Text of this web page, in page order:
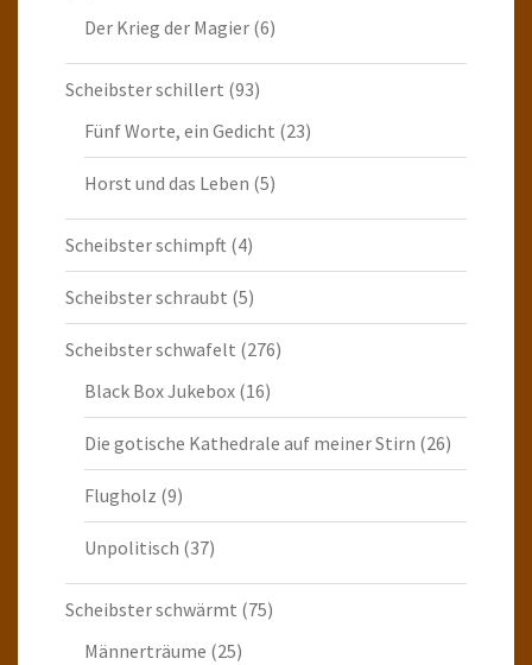
Der Krieg der Magier (6)
Scheibster schillert (93)
Fünf Worte, ein Gedicht (23)
Horst und das Leben (5)
Scheibster schimpft (4)
Scheibster schraubt (5)
Scheibster schwafelt (276)
Black Box Jukebox (16)
Die gotische Kathedrale auf meiner Stirn (26)
Flugholz (9)
Unpolitisch (37)
Scheibster schwärmt (75)
Männerträume (25)